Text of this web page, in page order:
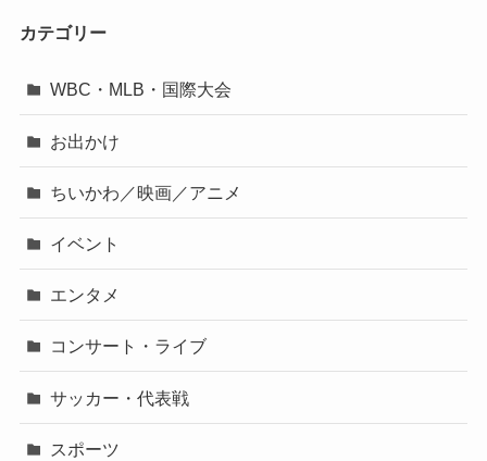
カテゴリー
WBC・MLB・国際大会
お出かけ
ちいかわ／映画／アニメ
イベント
エンタメ
コンサート・ライブ
サッカー・代表戦
スポーツ